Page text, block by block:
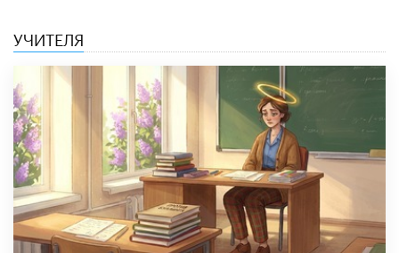
УЧИТЕЛЯ